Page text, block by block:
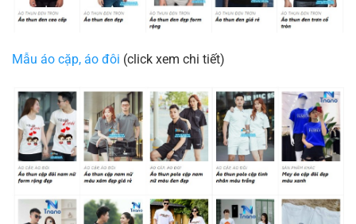
Mẫu áo cặp, áo đôi (click xem chi tiết)